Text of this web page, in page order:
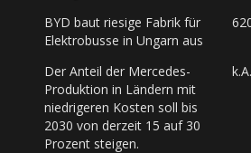
BYD baut riesige Fabrik für
Elektrobusse in Ungarn aus
Der Anteil der Mercedes-
Produktion in Ländern mit
niedrigeren Kosten soll bis
2030 von derzeit 15 auf 30
Prozent steigen.
k.A.